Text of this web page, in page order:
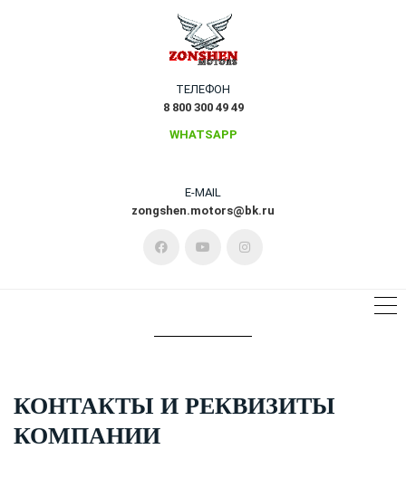
ТЕЛЕФОН
8 800 300 49 49
WHATSAPP
E-MAIL
zongshen.motors@bk.ru
КОНТАКТЫ И РЕКВИЗИТЫ
КОМПАНИИ